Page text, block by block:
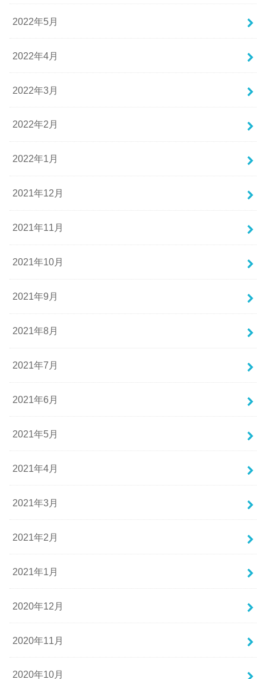
2022年5月
2022年4月
2022年3月
2022年2月
2022年1月
2021年12月
2021年11月
2021年10月
2021年9月
2021年8月
2021年7月
2021年6月
2021年5月
2021年4月
2021年3月
2021年2月
2021年1月
2020年12月
2020年11月
2020年10月